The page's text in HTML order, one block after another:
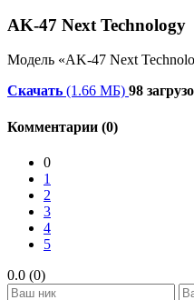
AK-47 Next Technology
Модель «AK-47 Next
Скачать (1.66 МБ) 98
Комментарии (0)
0
1
2
3
4
5
0.0 (0)